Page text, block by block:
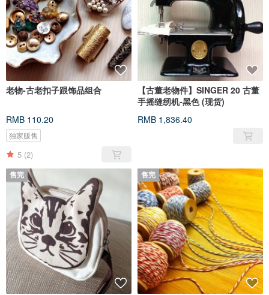
老物-古老扣子跟饰品组合
RMB 110.20
独家贩售
5 (2)
【古董老物件】SINGER 20 古董
手摇缝纫机-黑色 (现货)
RMB 1,836.40
售完 售完